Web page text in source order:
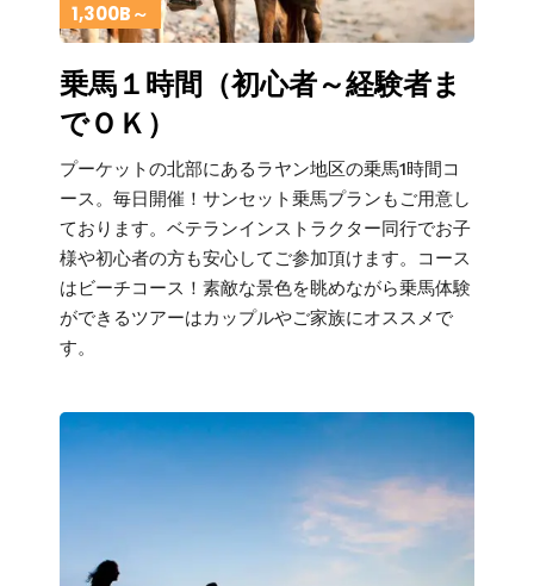
1,300B～
乗馬１時間（初心者～経験者ま
でＯＫ）
プーケットの北部にあるラヤン地区の乗馬1時間コ
ース。毎日開催！サンセット乗馬プランもご用意し
ております。ベテランインストラクター同行でお子
様や初心者の方も安心してご参加頂けます。コース
はビーチコース！素敵な景色を眺めながら乗馬体験
ができるツアーはカップルやご家族にオススメで
す。